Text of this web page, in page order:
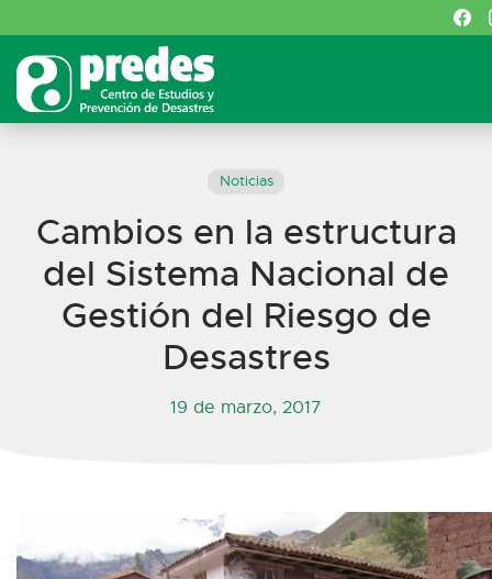
Noticias
Cambios en la estructura
del Sistema Nacional de
Gestión del Riesgo de
Desastres
19 de marzo, 2017